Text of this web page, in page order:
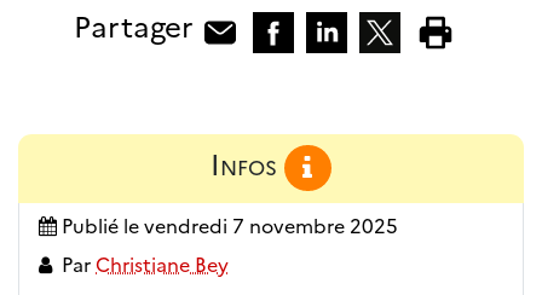
Partager
Infos
Publié le vendredi 7 novembre 2025
Par Christiane Bey